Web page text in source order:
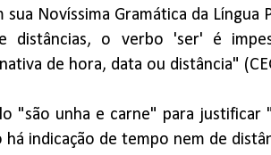
sua Novíssima Gramática da Língua
distâncias, o verbo 'ser' é
de hora, data ou distância"
"são unha e carne" para justificar
indicação de tempo nem de